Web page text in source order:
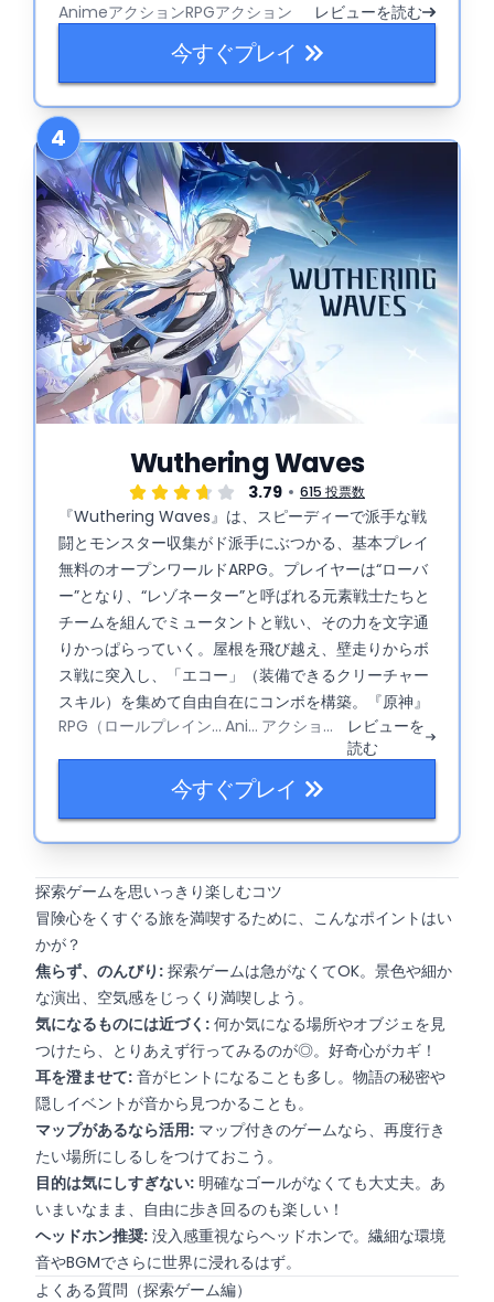
AnimeアクションRPGアクション レビューを読む
今すぐプレイ
4
Wuthering Waves
3.79 615 投票数
『Wuthering Waves』は、スピーディーで派手な戦
闘とモンスター収集がド派手にぶつかる、基本プレイ
無料のオープンワールドARPG。プレイヤーは“ローバ
ー”となり、“レゾネーター”と呼ばれる元素戦士たちと
チームを組んでミュータントと戦い、その力を文字通
りかっぱらっていく。屋根を飛び越え、壁走りからボ
ス戦に突入し、「エコー」（装備できるクリーチャー
スキル）を集めて自由自在にコンボを構築。『原神』
の大技版、しかもスタミナ制のイライラは控えめ。頻
繁なアップデート、ガチャ、チームを考察する楽しさ
で、周回も飽きさせない。
RPG（ロールプレイングゲーム） Anime アクションRPG
レビューを
読む
今すぐプレイ
探索ゲームを思いっきり楽しむコツ
冒険心をくすぐる旅を満喫するために、こんなポイントはい
かが？
焦らず、のんびり: 探索ゲームは急がなくてOK。景色や細か
な演出、空気感をじっくり満喫しよう。
気になるものには近づく: 何か気になる場所やオブジェを見
つけたら、とりあえず行ってみるのが◎。好奇心がカギ！
耳を澄ませて: 音がヒントになることも多し。物語の秘密や
隠しイベントが音から見つかることも。
マップがあるなら活用: マップ付きのゲームなら、再度行き
たい場所にしるしをつけておこう。
目的は気にしすぎない: 明確なゴールがなくても大丈夫。あ
いまいなまま、自由に歩き回るのも楽しい！
ヘッドホン推奨: 没入感重視ならヘッドホンで。繊細な環境
音やBGMでさらに世界に浸れるはず。
よくある質問（探索ゲーム編）